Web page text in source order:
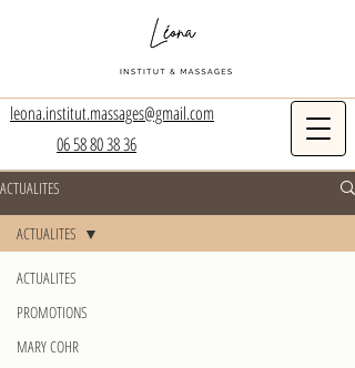
leona.institut.massages@gmail.com
06 58 80 38 36
ACTUALITES
ACTUALITES
PROMOTIONS
MARY COHR
ACTUALITES